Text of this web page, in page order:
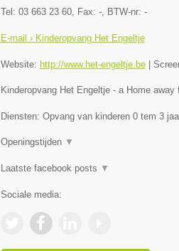
Tel: 03 663 23 60, Fax: -, BTW-nr: -
E-mail › Kinderopvang Het Engeltje
Website: http://www.het-engeltje.be|
Kinderopvang Het Engeltje - a Home
Diensten: Opvang van kinderen 0 tem 3
Openingstijden ▼
Laatste facebook posts ▼
Sociale media: